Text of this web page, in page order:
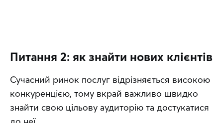
Питання 2: як знайти нових клієнтів
Сучасний ринок послуг відрізняється високою
конкуренцією, тому вкрай важливо швидко
знайти свою цільову аудиторію та достукатися